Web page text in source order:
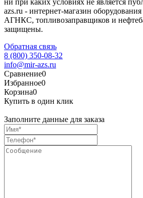
azs.ru - интернет-магазин
АГНКС, топливозаправщиков и
защищены.
Обратная связь
8 (800) 350-08-32
info@mir-azs.ru
Сравнение0
Избранное0
Корзина0
Купить в один клик
Заполните данные для заказа